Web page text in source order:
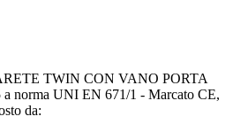
TWIN CON VANO PORTA
norma UNI EN 671/1 - Marcato CE,
da: